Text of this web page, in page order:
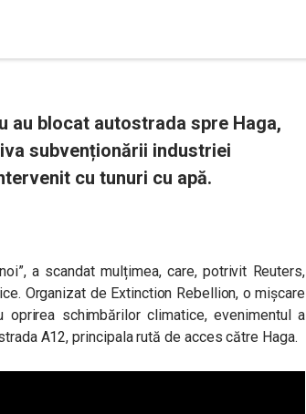
au blocat autostrada spre Haga,
subvenționării industriei
cu tunuri cu apă.
a scandat mulțimea, care, potrivit Reuters,
Organizat de Extinction Rebellion, o mișcare
schimbărilor climatice, evenimentul a
A12, principala rută de acces către Haga.